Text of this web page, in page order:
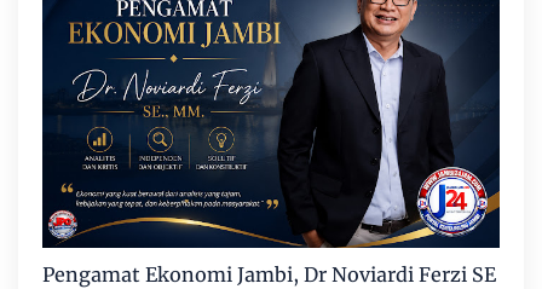
Pengamat Ekonomi Jambi, Dr Noviardi Ferzi SE